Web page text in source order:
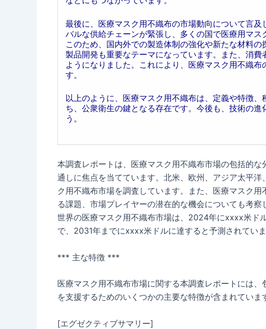
最後に、医療マスク用不織布の市場動向について言
バルな供給チェーンが緊張し、多くの国で医療用マス
このため、国内外での製造体制の強化や新たな材料
製品開発も重要なテーマになっています。また、消
ようになりました。これにより、医療マスク用不織
す。
以上のように、医療マスク用不織布は、定義や特徴
ち、公衆衛生の鍵となる存在です。今後も、技術の
う。
本調査レポートは、医療マスク用不織布市場の包括的
通しに焦点を当てています。北米、欧州、アジア太平
ク用不織布市場を調査しています。また、医療マスク
る課題、市場プレイヤーの潜在的な機会についても考察
世界の医療マスク用不織布市場は、2024年にxxxx米ド
で、2031年までにxxxx米ドルに達すると予測されていま
*** 主な特徴 ***
医療マスク用不織布市場に関する本調査レポートには
を支援するためのいくつかの主要な特徴が含まれていま
[エグゼクティブサマリー]